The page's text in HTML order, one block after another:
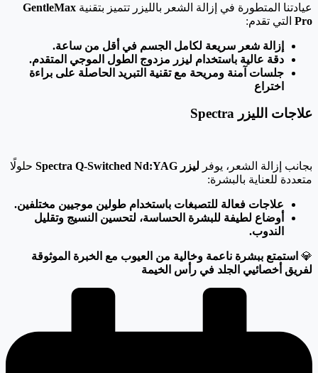
عيادتنا المتطورة في إزالة الشعر بالليزر تتميز بتقنية GentleMax
Pro التي تقدم:
إزالة شعر سريعة لكامل الجسم في أقل من ساعة.
دقة عالية باستخدام ليزر مزدوج الطول الموجي المتقدم.
جلسات آمنة ومريحة مع تقنية التبريد الحاصلة على براءة
اختراع
علاجات الليزر Spectra
بجانب إزالة الشعر، يوفر ليزر Spectra Q-Switched Nd:YAG
حلولًا
متعددة للعناية بالبشرة:
علاجات فعالة للتصبغات باستخدام طولين موجيين مختلفين.
أوضاع لطيفة للبشرة الحساسة، لتحسين النسيج وتقليل
الندوب.
💎 استمتع ببشرة ناعمة وخالية من العيوب مع الخبرة الموثوقة
لفريق أخصائيي الجلد في رأس الخيمة